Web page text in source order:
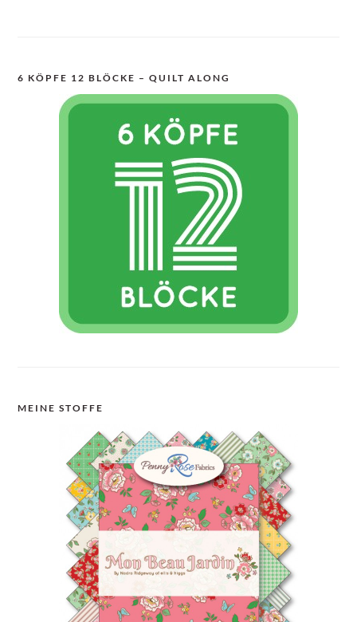
6 KÖPFE 12 BLÖCKE – QUILT ALONG
MEINE STOFFE